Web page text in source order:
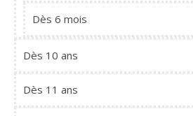
Dès 6 mois
Dès 10 ans
Dès 11 ans